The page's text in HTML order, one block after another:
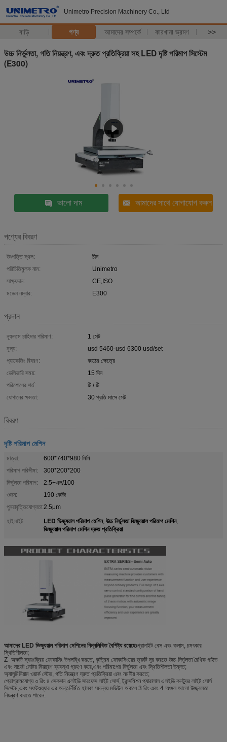
Unimetro Precision Machinery Co., Ltd
বাড়ি পণ্য আমাদের সম্পর্কে কারখানা ভ্রমণ >>
উচ্চ নির্ভুলতা, গতি নিয়ন্ত্রণ, এবং দ্রুত প্রতিক্রিয়া সহ LED দৃষ্টি পরিমাপ সিস্টেম
(E300)
ভালো দাম আমাদের সাথে যোগাযোগ করুন
পণ্যের বিবরণ
উৎপত্তি স্থল:
চীন
পরিচিতিমুলক নাম:
Unimetro
সাক্ষ্যদান:
CE,ISO
মডেল নম্বার:
E300
প্রদান
ন্যূনতম চাহিদার পরিমাণ:
1 সেট
মূল্য:
usd 5460-usd 6300 usd/set
প্যাকেজিং বিবরণ:
কাঠের ক্ষেত্রে
ডেলিভারি সময়:
15 দিন
পরিশোধের শর্ত:
টি / টি
যোগানের ক্ষমতা:
30 প্রতি মাসে সেট
বিবরণ
দৃষ্টি পরিমাপ মেশিন
মাত্রা:
600*740*980 মিমি
পরিমাপ পরিসীমা:
300*200*200
নির্ভুলতা পরিমাপ:
2.5+এল/100
ওজন:
190 কেজি
পুনরাবৃত্তিযোগ্যতা:2.5μm
হাইলাইট:
LED ভিজ্যুয়াল পরিমাপ মেশিন, উচ্চ নির্ভুলতা ভিজ্যুয়াল পরিমাপ মেশিন,
ভিজ্যুয়াল পরিমাপ মেশিন দ্রুত প্রতিক্রিয়া
আমাদের LED ভিজ্যুয়াল পরিমাপ মেশিনের নিম্নলিখিত বৈশিষ্ট্য রয়েছেঃগ্রানাইট বেস এবং কলাম, চমৎকার
স্থিতিশীলতা;
Z- অক্ষটি স্বয়ংক্রিয় ফোকাসিং উপলব্ধি করতে, কৃত্রিম ফোকাসিংয়ের ত্রুটি দূর করতে উচ্চ-নির্ভুলতা রৈখিক গাইড
এবং সার্ভো মোটর নিয়ন্ত্রণ ব্যবস্থা গ্রহণ করে,এবং পরিমাপের নির্ভুলতা এবং স্থিতিশীলতা উন্নত;
অ্যালুমিনিয়াম ওয়ার্ক স্টেজ, গতি নিয়ন্ত্রণ দ্রুত প্রতিক্রিয়া এবং নমনীয় করতে;
প্রোগ্রামযোগ্য ৩ রিং ৪ সেকশন এলইডি সারফেস লাইট সোর্স, ট্রান্সমিশন প্যারালাল এলইডি কনট্যুর লাইট সোর্স
সিস্টেম,এবং সফটওয়্যার এর অন্তর্নির্মিত হালকা সমন্বয় মডিউল অবাধে 3 রিং এবং 4 অঞ্চল আলো উজ্জ্বলতা
নিয়ন্ত্রণ করতে পারেন.